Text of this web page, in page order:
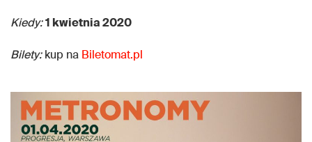
Kiedy:1 kwietnia 2020
Bilety: kup na Biletomat.pl